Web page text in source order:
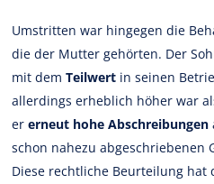
Umstritten war hingegen die
die der Mutter gehörten. Der
mit dem Teilwert in seinen
allerdings erheblich höher war
ererneut hohe Abschreibungen
schon nahezu abgeschriebenen
Diese rechtliche Beurteilung hat